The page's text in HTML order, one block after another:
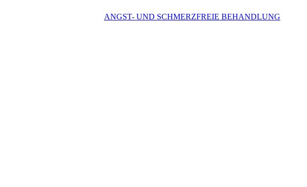
ANGST- UND SCHMERZFREIE BEHANDLUNG